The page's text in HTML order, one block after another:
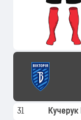
31 Кучерук